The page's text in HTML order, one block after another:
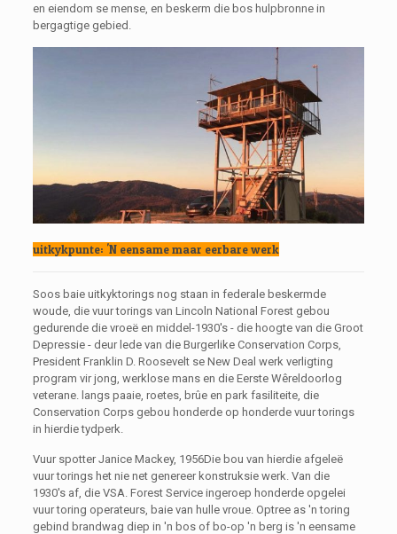
en eiendom se mense, en beskerm die bos hulpbronne in
bergagtige gebied.
uitkykpunte: 'N eensame maar eerbare werk
Soos baie uitkyktorings nog staan ​​in federale beskermde
woude, die vuur torings van Lincoln National Forest gebou
gedurende die vroeë en middel-1930's - die hoogte van die Groot
Depressie - deur lede van die Burgerlike Conservation Corps,
President Franklin D. Roosevelt se New Deal werk verligting
program vir jong, werklose mans en die Eerste Wêreldoorlog
veterane. langs paaie, roetes, brûe en park fasiliteite, die
Conservation Corps gebou honderde op honderde vuur torings
in hierdie tydperk.
Vuur spotter Janice Mackey, 1956Die bou van hierdie afgeleë
vuur torings het nie net genereer konstruksie werk. Van die
1930's af, die VSA. Forest Service ingeroep honderde opgelei
vuur toring operateurs, baie van hulle vroue. Optree as 'n toring
gebind brandwag diep in 'n bos of bo-op 'n berg is 'n eensame